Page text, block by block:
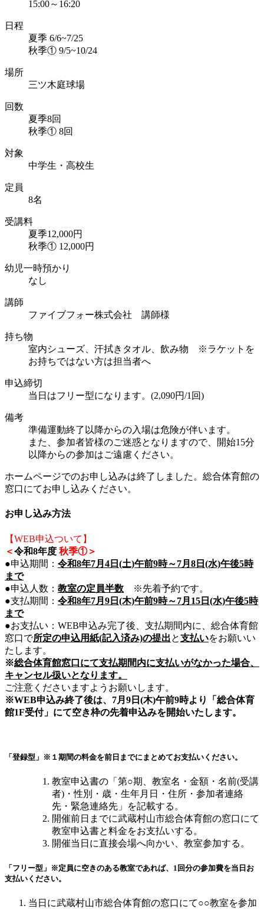
15:00～16:20
日程
夏季 6/6~7/25
秋季① 9/5~10/24
場所
三ツ木庭球場
回数
夏季8回
秋季① 8回
対象
中学生・高校生
定員
8名
受講料
夏季12,000円
秋季① 12,000円
幼児一時預かり
なし
講師
ファイブフォー株式会社 講師様
持ち物
室内シューズ、汗拭きタオル、飲み物 ※ラケットを
お持ちではない方は担当者へ
申込締切
当日はフリー型になります。(2,090円/1回)
備考
準備運動終了以降からの入場は危険が伴います。
また、参加者皆様のご迷惑となりますので、開始15分
以降からの参加はご遠慮ください。
ホームページでのお申し込みは終了しました。総合体育館の
窓口にてお申し込みください。
お申し込み方法
【WEB申込ついて】
＜令和8年度 秋季①＞
●申込期間： 令和8年7月4日(土)午前9時～7月8日(水)午後5時
まで
●申込人数： 教室の定員半数 ※先着予約です。
●支払期間： 令和8年7月9日(木)午前9時～7月15日(水)午後5時
まで
●お支払い：WEB申込み完了後、支払期間内に、総合体育館
窓口で所定の申込用紙(記入済み)の提出と支払いをお願いい
たします。
※総合体育館窓口にて支払期間内に支払いがなかった場合、
キャンセル扱いとなります。
ご注意くださいますようお願いします。
※WEB申込み終了後は、7月9日(木)午前9時より「総合体育
館1F受付」にて空き枠の先着申込みを開始いたします。
「登録型」 ※１期間の料金を前日までにまとめてお支払いください。
教室申込書の「第○期、教室名・金額・名前(受講
者)・性別・歳・生年月日・住所・参加者連絡
先・緊急連絡先」を記載する。
開催前日までに武蔵村山市総合体育館の窓口にて
教室申込書と料金をお支払いする。
開催当日に直接会場へ向かい、教室参加する。
「フリー型」 ※定員に空きのある教室であれば、1回分の参加費を当日お
支払いください。
当日に武蔵村山市総合体育館の窓口にて○○教室を参加